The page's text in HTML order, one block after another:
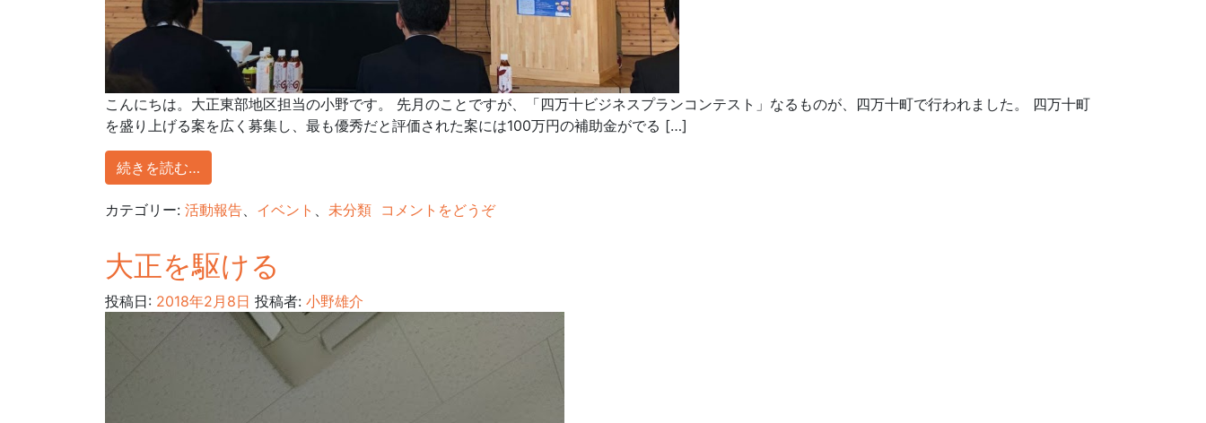
こんにちは。大正東部地区担当の小野です。 先月のことですが、「四万十ビジネスプランコンテスト」なるものが、四万十町で行われました。 四万十町
を盛り上げる案を広く募集し、最も優秀だと評価された案には100万円の補助金がでる […]
続きを読む…
カテゴリー: 活動報告 イベント 未分類 コメントをどうぞ
大正を駆ける
投稿日: 2018年2月8日 投稿者: 小野雄介